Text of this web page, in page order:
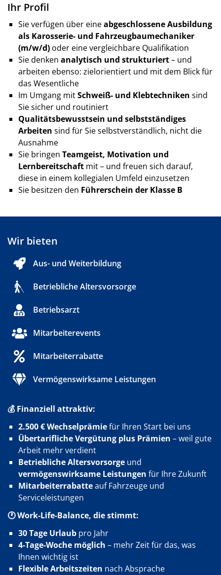
Ihr Profil
Sie verfügen über eineabgeschlossene Ausbildung
als Karosserie- und Fahrzeugbaumechaniker
(m/w/d) oder eine vergleichbare Qualifikation
Sie denken analytisch und strukturiert– und
arbeiten ebenso: zielorientiert und mit dem Blick für
das Wesentliche
Im Umgang mitSchweiß- und Klebtechniken sind
Sie sicher und routiniert
Qualitätsbewusstsein und selbstständiges
Arbeiten sind für Sie selbstverständlich, nicht die
Ausnahme
Sie bringen Teamgeist, Motivation und
Lernbereitschaft mit – und freuen sich darauf,
diese in einem kollegialen Umfeld einzusetzen
Sie besitzen den Führerschein der Klasse B
Wir bieten
Aus- und Weiterbildung
Betriebliche Altersvorsorge
Betriebsarzt
Mitarbeiterevents
Mitarbeiterrabatte
Vermögenswirksame Leistungen
💰 Finanziell attraktiv:
2.500 € Wechselprämiefür Ihren Start bei uns
Übertarifliche Vergütung plus Prämien – weil gute
Arbeit mehr verdient
Betriebliche Altersvorsorge und
vermögenswirksame Leistungen für Ihre Zukunft
Mitarbeiterrabatteauf Fahrzeuge und
Serviceleistungen
🕐 Work-Life-Balance, die stimmt:
30 Tage Urlaub pro Jahr
4-Tage-Woche möglich – mehr Zeit für das, was
Ihnen wichtig ist
Flexible Arbeitszeiten nach Absprache